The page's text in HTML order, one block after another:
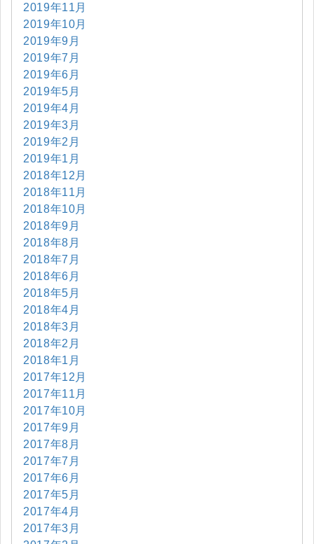
2019年11月
2019年10月
2019年9月
2019年7月
2019年6月
2019年5月
2019年4月
2019年3月
2019年2月
2019年1月
2018年12月
2018年11月
2018年10月
2018年9月
2018年8月
2018年7月
2018年6月
2018年5月
2018年4月
2018年3月
2018年2月
2018年1月
2017年12月
2017年11月
2017年10月
2017年9月
2017年8月
2017年7月
2017年6月
2017年5月
2017年4月
2017年3月